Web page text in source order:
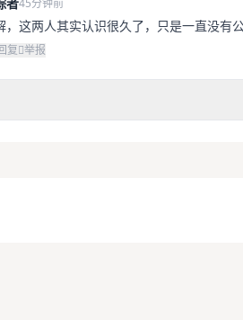
45分钟前
，这两人其实认识很久了，只是一直没有
复 举报